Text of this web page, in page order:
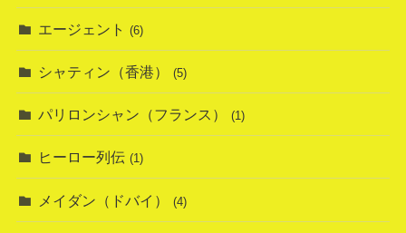
エージェント (6)
シャティン（香港） (5)
パリロンシャン（フランス） (1)
ヒーロー列伝 (1)
メイダン（ドバイ） (4)